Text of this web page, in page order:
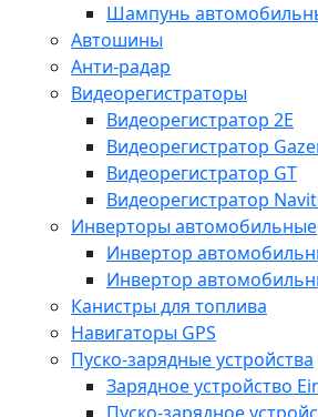
Шампунь
Автошины
Анти-радар
Видеорегистраторы
Видеорегистратор 2E
Видеорегистратор
Видеорегистратор GT
Видеорегистратор
Инверторы автомобильные
Инвертор
Инвертор
Канистры для топлива
Навигаторы GPS
Пуско-зарядные устройства
Зарядное устройство